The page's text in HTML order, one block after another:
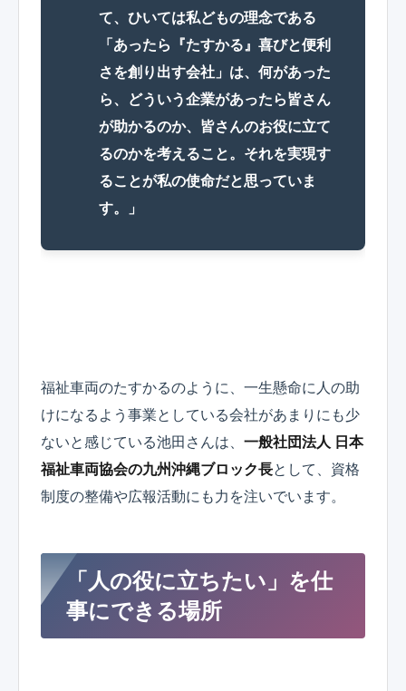
て、ひいては私どもの理念である
「あったら『たすかる』喜びと便利
さを創り出す会社」は、何があった
ら、どういう企業があったら皆さん
が助かるのか、皆さんのお役に立て
るのかを考えること。それを実現す
ることが私の使命だと思っていま
す。」
福祉車両のたすかるのように、一生懸命に人の助
けになるよう事業としている会社があまりにも少
ないと感じている池田さんは、 一般社団法人 日本
福祉車両協会の九州沖縄ブロック長として、資格
制度の整備や広報活動にも力を注いでいます。
「人の役に立ちたい」を仕
事にできる場所